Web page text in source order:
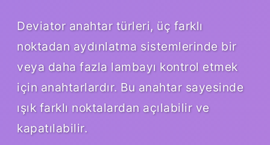
Deviator anahtar türleri, üç farklı
noktadan aydınlatma sistemlerinde bir
veya daha fazla lambayı kontrol etmek
için anahtarlardır. Bu anahtar sayesinde
ışık farklı noktalardan açılabilir ve
kapatılabilir.